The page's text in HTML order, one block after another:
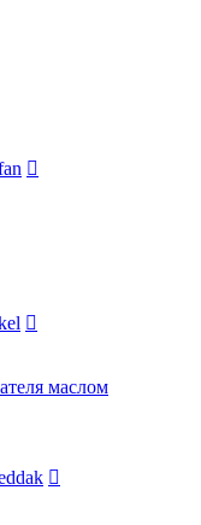
маслом